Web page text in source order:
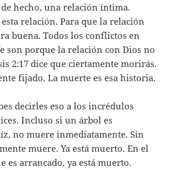
hecho, una relación íntima.
relación. Para que la relación
buena. Todos los conflictos en
son porque la relación con Dios no
2:17 dice que ciertamente morirás.
fijado. La muerte es esa historia.
decirles eso a los incrédulos
Incluso si un árbol es
no muere inmediatamente. Sin
muere. Ya está muerto. En el
es arrancado, ya está muerto.